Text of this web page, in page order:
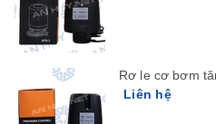
Rơ le cơ bơm
Liên hệ